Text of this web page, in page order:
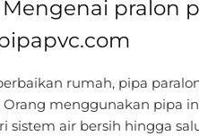
pralon
rumah, pipa
menggunakan pipa
sistem air bersih hingga